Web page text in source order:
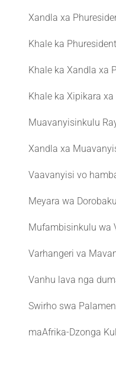
Xandla xa
Khale ka
Khale ka Xandla xa
Khale ka Xipikara
Muavanyisinkulu
Xandla xa
Vaavanyisi vo
Meyara wa
Mufambisinkulu wa
Varhangeri va
Vanhu lava nga
Swirho swa
maAfrika-Dzonga